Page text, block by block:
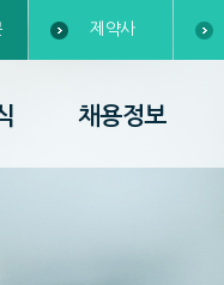
채용정보
제약사